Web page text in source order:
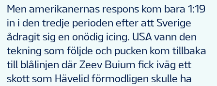
Men amerikanernas respons kom bara 1:19
in i den tredje perioden efter att Sverige
ådragit sig en onödig icing. USA vann den
tekning som följde och pucken kom tillbaka
till blålinjen där Zeev Buium fick iväg ett
skott som Hävelid förmodligen skulle ha